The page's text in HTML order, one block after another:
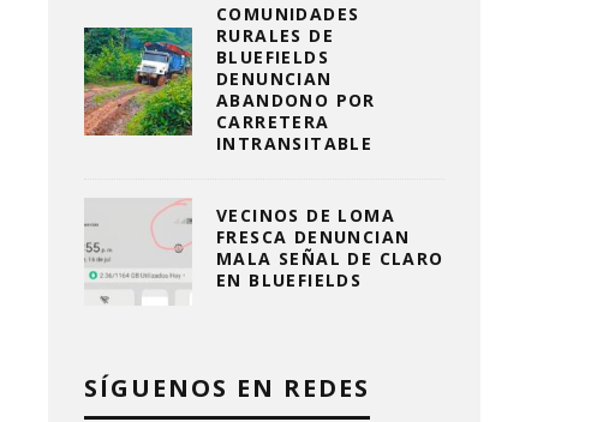
COMUNIDADES
RURALES DE
BLUEFIELDS
DENUNCIAN
ABANDONO POR
CARRETERA
INTRANSITABLE
VECINOS DE LOMA
FRESCA DENUNCIAN
MALA SEÑAL DE CLARO
EN BLUEFIELDS
SÍGUENOS EN REDES